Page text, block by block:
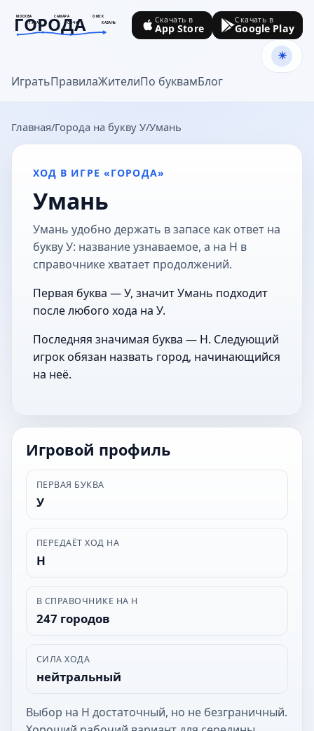
МОСКВА САМАРА
ОМСК
ТУЛА
СОЧИ КАЗАНЬ
ГОРОДА
goroda-na.ru
ИгратьПравилаЖителиПо буквамБлог
Скачать в
App Store
Скачать в
Google Play
Главная Города на букву У Умань
ХОД В ИГРЕ «ГОРОДА»
Умань
Умань удобно держать в запасе как ответ на
букву У: название узнаваемое, а на Н в
справочнике хватает продолжений.
Первая буква — У, значит Умань подходит
после любого хода на У.
Последняя значимая буква — Н. Следующий
игрок обязан назвать город, начинающийся
на неё.
Игровой профиль
ПЕРВАЯ БУКВА
У
ПЕРЕДАЁТ ХОД НА
Н
В СПРАВОЧНИКЕ НА Н
247 городов
СИЛА ХОДА
нейтральный
Выбор на Н достаточный, но не безграничный.